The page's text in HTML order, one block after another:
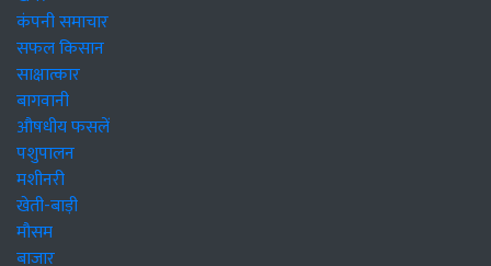
कंपनी समाचार
सफल किसान
साक्षात्कार
बागवानी
औषधीय फसलें
पशुपालन
मशीनरी
खेती-बाड़ी
मौसम
बाजार